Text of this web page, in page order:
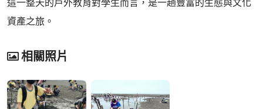
這一整天的戶外教育對學生而言，是一趟豐富的生態與文化
資產之旅。
相關照片